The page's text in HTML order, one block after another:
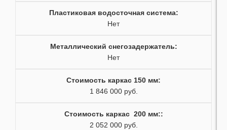
50
51
53
54
Пластиковая водосточная система:
Нет
Металлический снегозадержатель:
Нет
Стоимость каркас 150 мм:
1 846 000 руб.
Стоимость каркас 200 мм::
2 052 000 руб.